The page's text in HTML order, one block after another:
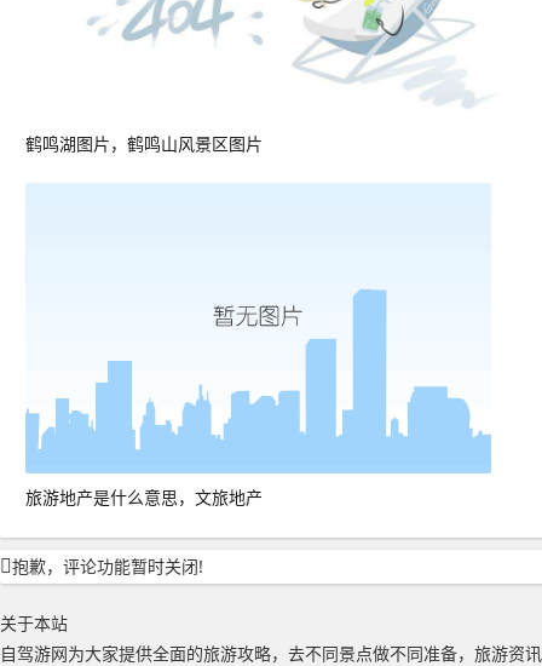
鹤鸣湖图片，鹤鸣山风景区图片
旅游地产是什么意思，文旅地产
抱歉，评论功能暂时关闭!
关于本站
自驾游网为大家提供全面的旅游攻略，去不同景点做不同准备，旅游资讯